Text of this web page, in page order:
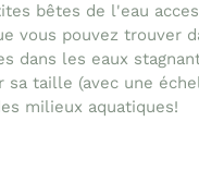
bêtes de l'eau
vous pouvez trouver
dans les eaux
taille (avec une
milieux aquatiques!